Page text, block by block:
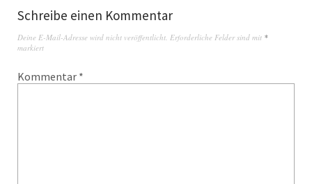
Schreibe einen Kommentar
Deine E-Mail-Adresse wird nicht veröffentlicht. Erforderliche Felder sind mit *
markiert
Kommentar *